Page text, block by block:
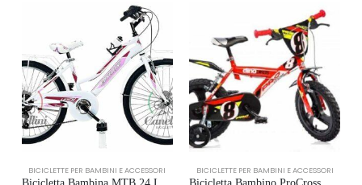
BICICLETTE PER BAMBINI E ACCESSORI BICICLETTE PER BAMBINI E ACCESSORI